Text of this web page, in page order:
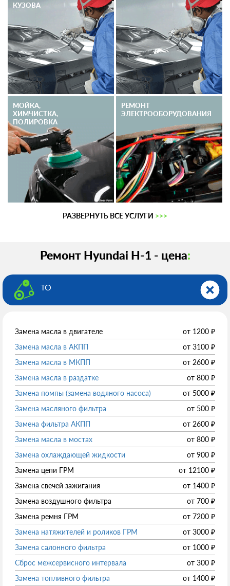
КУЗОВА
МОЙКА,
ХИМЧИСТКА,
ПОЛИРОВКА
РЕМОНТ
ЭЛЕКТРО­ОБОРУДОВАНИЯ
РАЗВЕРНУТЬ ВСЕ УСЛУГИ >>>
Ремонт Hyundai H-1 - цена:
ТО
Замена масла в двигателе от 1200 ₽
Замена масла в АКПП
от 3100 ₽
Замена масла в МКПП
от 2600 ₽
Замена масла в раздатке
от 800 ₽
Замена помпы (замена водяного насоса)
от 5000 ₽
Замена масляного фильтра
от 500 ₽
Замена фильтра АКПП
от 2600 ₽
Замена масла в мостах
от 800 ₽
Замена охлаждающей жидкости
от 900 ₽
Замена цепи ГРМ
от 12100 ₽
Замена свечей зажигания
от 1400 ₽
Замена воздушного фильтра
от 700 ₽
Замена ремня ГРМ
от 7200 ₽
Замена натяжителей и роликов ГРМ
от 3000 ₽
Замена салонного фильтра
от 1000 ₽
Сброс межсервисного интервала
от 300 ₽
Замена топливного фильтра
от 1400 ₽